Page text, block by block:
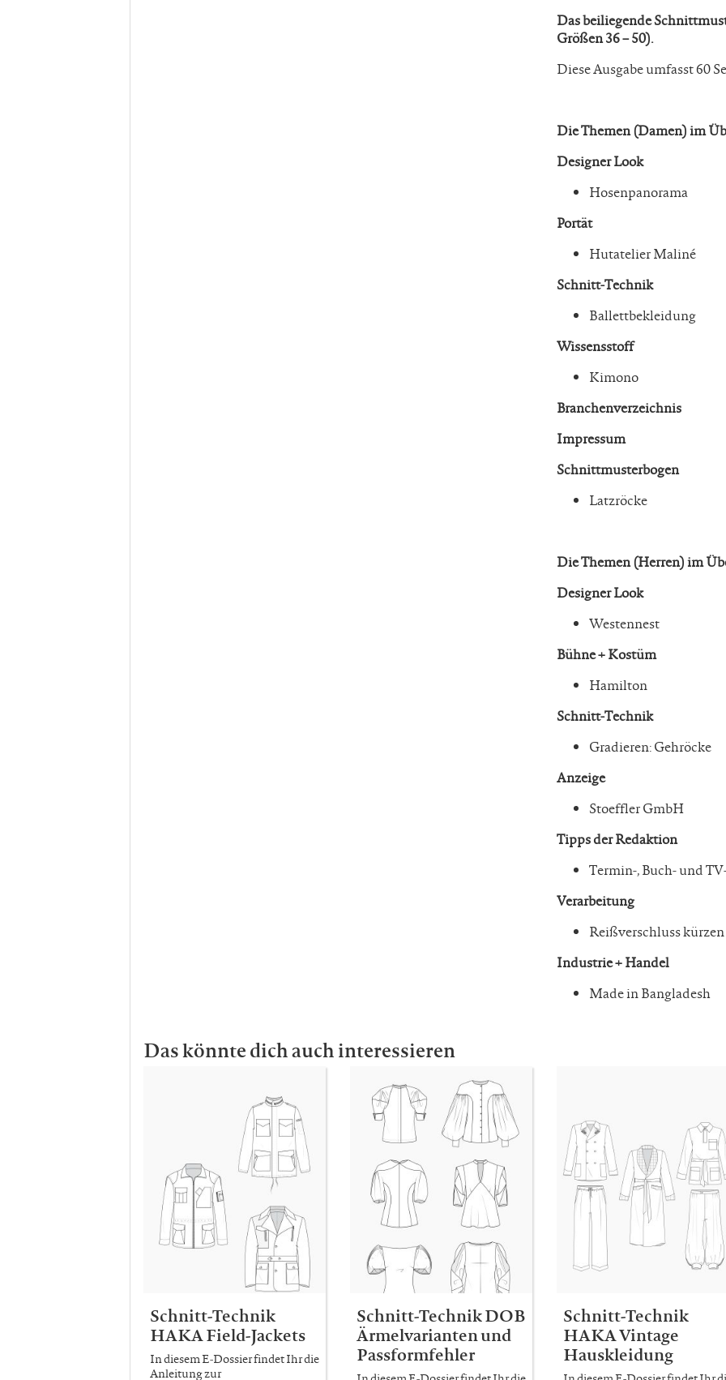
Das beiliegende
Größen 36 – 50).
Diese Ausgabe umfasst 60
Die Themen (Damen) im
Designer Look
Hosenpanorama
Portät
Hutatelier Maliné
Schnitt-Technik
Ballettbekleidung
Wissensstoff
Kimono
Branchenverzeichnis
Impressum
Schnittmusterbogen
Latzröcke
Die Themen (Herren) im
Designer Look
Westennest
Bühne + Kostüm
Hamilton
Schnitt-Technik
Gradieren: Gehröcke
Anzeige
Stoeffler GmbH
Tipps der Redaktion
Termin-, Buch- und
Verarbeitung
Reißverschluss kürzen
Industrie + Handel
Made in Bangladesh
Das könnte dich auch interessieren
Schnitt-Technik
HAKA Field-Jackets
In diesem E-Dossier findet Ihr die
Anleitung zur
Schnitt-Technik DOB
Ärmelvarianten und
Passformfehler
Schnitt-Technik
HAKA Vintage
Hauskleidung